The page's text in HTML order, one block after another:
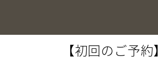
【初回のご予約】